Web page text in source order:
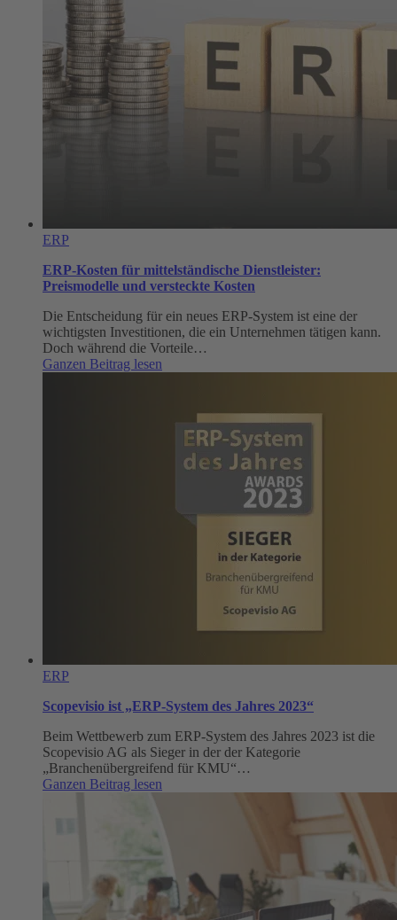
ERP
ERP-Kosten für mittelständische Dienstleister:
Preismodelle und versteckte Kosten
Die Entscheidung für ein neues ERP-System ist eine der
wichtigsten Investitionen, die ein Unternehmen tätigen kann.
Doch während die Vorteile…
Ganzen Beitrag lesen
mittelständische
Dienstleister:
Preismodelle
ERP
Scopevisio ist „ERP-System des Jahres 2023“
Beim Wettbewerb zum ERP-System des Jahres 2023 ist die
Scopevisio AG als Sieger in der der Kategorie
„Branchenübergreifend für KMU“…
Ganzen Beitrag lesen
Jahres
2023“